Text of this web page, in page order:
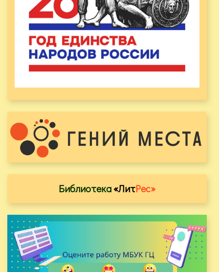
Библиотека«ЛитРес»